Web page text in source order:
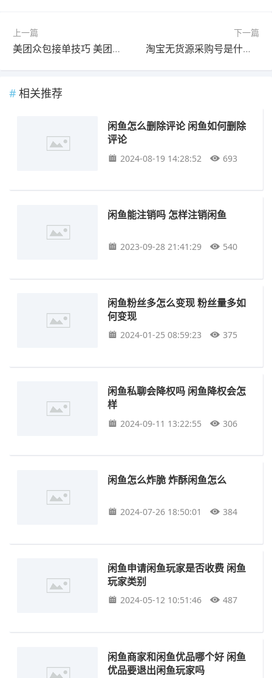
上一篇
美团众包接单技巧 美团众包怎么发单
下一篇
淘宝无货源采购号是什么 无货源怎么申请采购号
相关推荐
闲鱼怎么删除评论 闲鱼如何删除
评论
2024-08-19 14:28:52 693
闲鱼能注销吗 怎样注销闲鱼
2023-09-28 21:41:29 540
闲鱼粉丝多怎么变现 粉丝量多如
何变现
2024-01-25 08:59:23 375
闲鱼私聊会降权吗 闲鱼降权会怎
样
2024-09-11 13:22:55 306
闲鱼怎么炸脆 炸酥闲鱼怎么
2024-07-26 18:50:01 384
闲鱼申请闲鱼玩家是否收费 闲鱼
玩家类别
2024-05-12 10:51:46 487
闲鱼商家和闲鱼优品哪个好 闲鱼
优品要退出闲鱼玩家吗